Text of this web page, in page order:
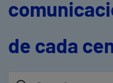
de cada